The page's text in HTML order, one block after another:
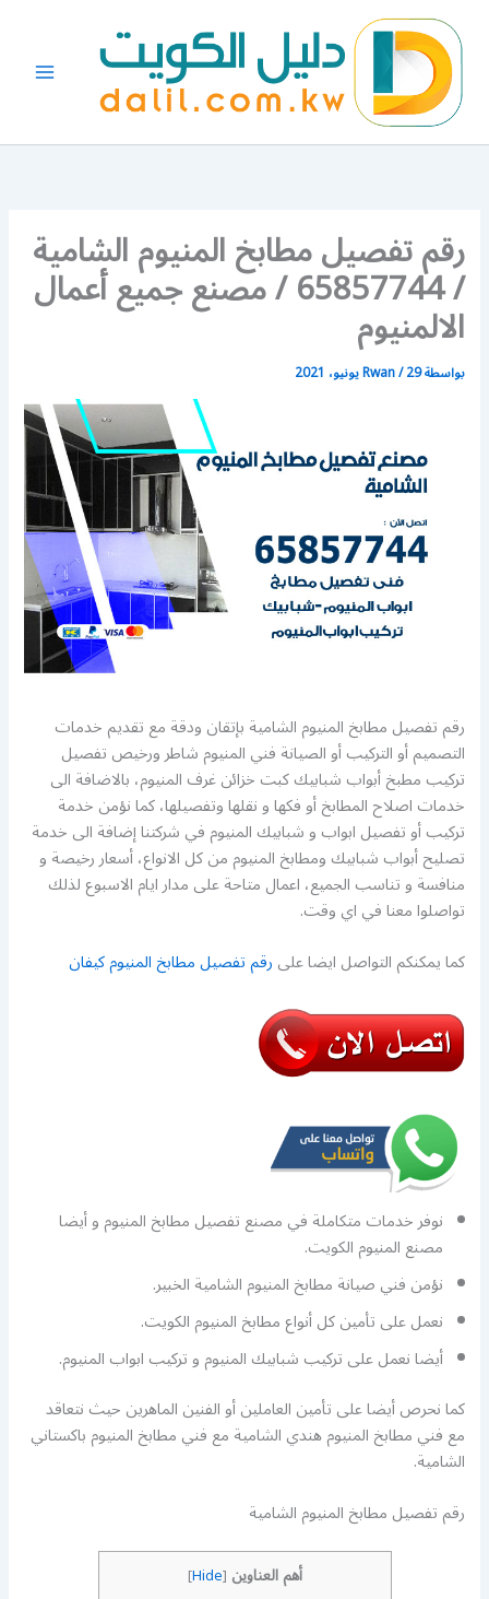
المحتوى
رقم تفصيل مطابخ المنيوم الشامية
/ 65857744 / مصنع جميع أعمال
الالمنيوم
بواسطة Rwan/29 يونيو، 2021
رقم تفصيل مطابخ المنيوم الشامية بإتقان ودقة مع تقديم خدمات
التصميم أو التركيب أو الصيانة فني المنيوم شاطر ورخيص تفصيل
تركيب مطبخ أبواب شبابيك كبت خزائن غرف المنيوم، بالاضافة الى
خدمات اصلاح المطابخ أو فكها و نقلها وتفصيلها، كما نؤمن خدمة
تركيب أو تفصيل ابواب و شبابيك المنيوم في شركتنا إضافة الى خدمة
تصليح أبواب شبابيك ومطابخ المنيوم من كل الانواع، أسعار رخيصة و
منافسة و تناسب الجميع، اعمال متاحة على مدار ايام الاسبوع لذلك
تواصلوا معنا في اي وقت.
كما يمكنكم التواصل ايضا علىرقم تفصيل مطابخ المنيوم كيفان
نوفر خدمات متكاملة في مصنع تفصيل مطابخ المنيوم و أيضا
مصنع المنيوم الكويت.
نؤمن فني صيانة مطابخ المنيوم الشامية الخبير.
نعمل على تأمين كل أنواع مطابخ المنيوم الكويت.
أيضا نعمل على تركيب شبابيك المنيوم و تركيب ابواب المنيوم.
كما نحرص أيضا على تأمين العاملين أو الفنين الماهرين حيث نتعاقد
مع فني مطابخ المنيوم هندي الشامية مع فني مطابخ المنيوم باكستاني
الشامية.
رقم تفصيل مطابخ المنيوم الشامية
أهم العناوين [
Hide
]